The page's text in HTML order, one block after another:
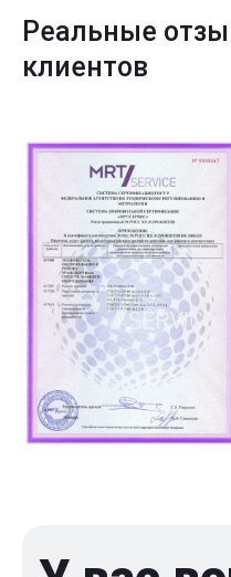
Реальные
клиентов